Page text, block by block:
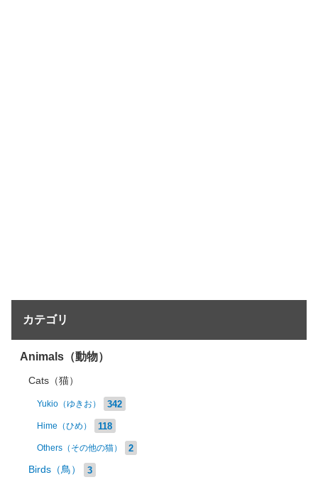
カテゴリ
Animals（動物）
Cats（猫）
Yukio（ゆきお） 342
Hime（ひめ） 118
Others（その他の猫） 2
Birds（鳥） 3